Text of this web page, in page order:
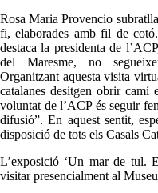
Rosa Maria Provencio
fi, elaborades amb fil de
destaca la presidenta de
del Maresme, no
Organitzant aquesta visita
catalanes desitgen obrir
voluntat de l’ACP és seguir
difusió”. En aquest sentit,
disposició de tots els Casals
L’exposició ‘Un mar de tul.
visitar presencialment al